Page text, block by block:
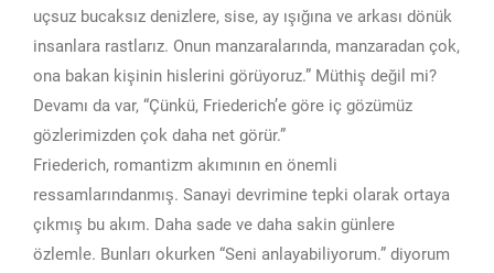
uçsuz bucaksız denizlere, sise, ay ışığına ve arkası dönük
insanlara rastlarız. Onun manzaralarında, manzaradan çok,
ona bakan kişinin hislerini görüyoruz.” Müthiş değil mi?
Devamı da var, “Çünkü, Friederich’e göre iç gözümüz
gözlerimizden çok daha net görür.”
Friederich, romantizm akımının en önemli
ressamlarındanmış. Sanayi devrimine tepki olarak ortaya
çıkmış bu akım. Daha sade ve daha sakin günlere
özlemle. Bunları okurken “Seni anlayabiliyorum.” diyorum